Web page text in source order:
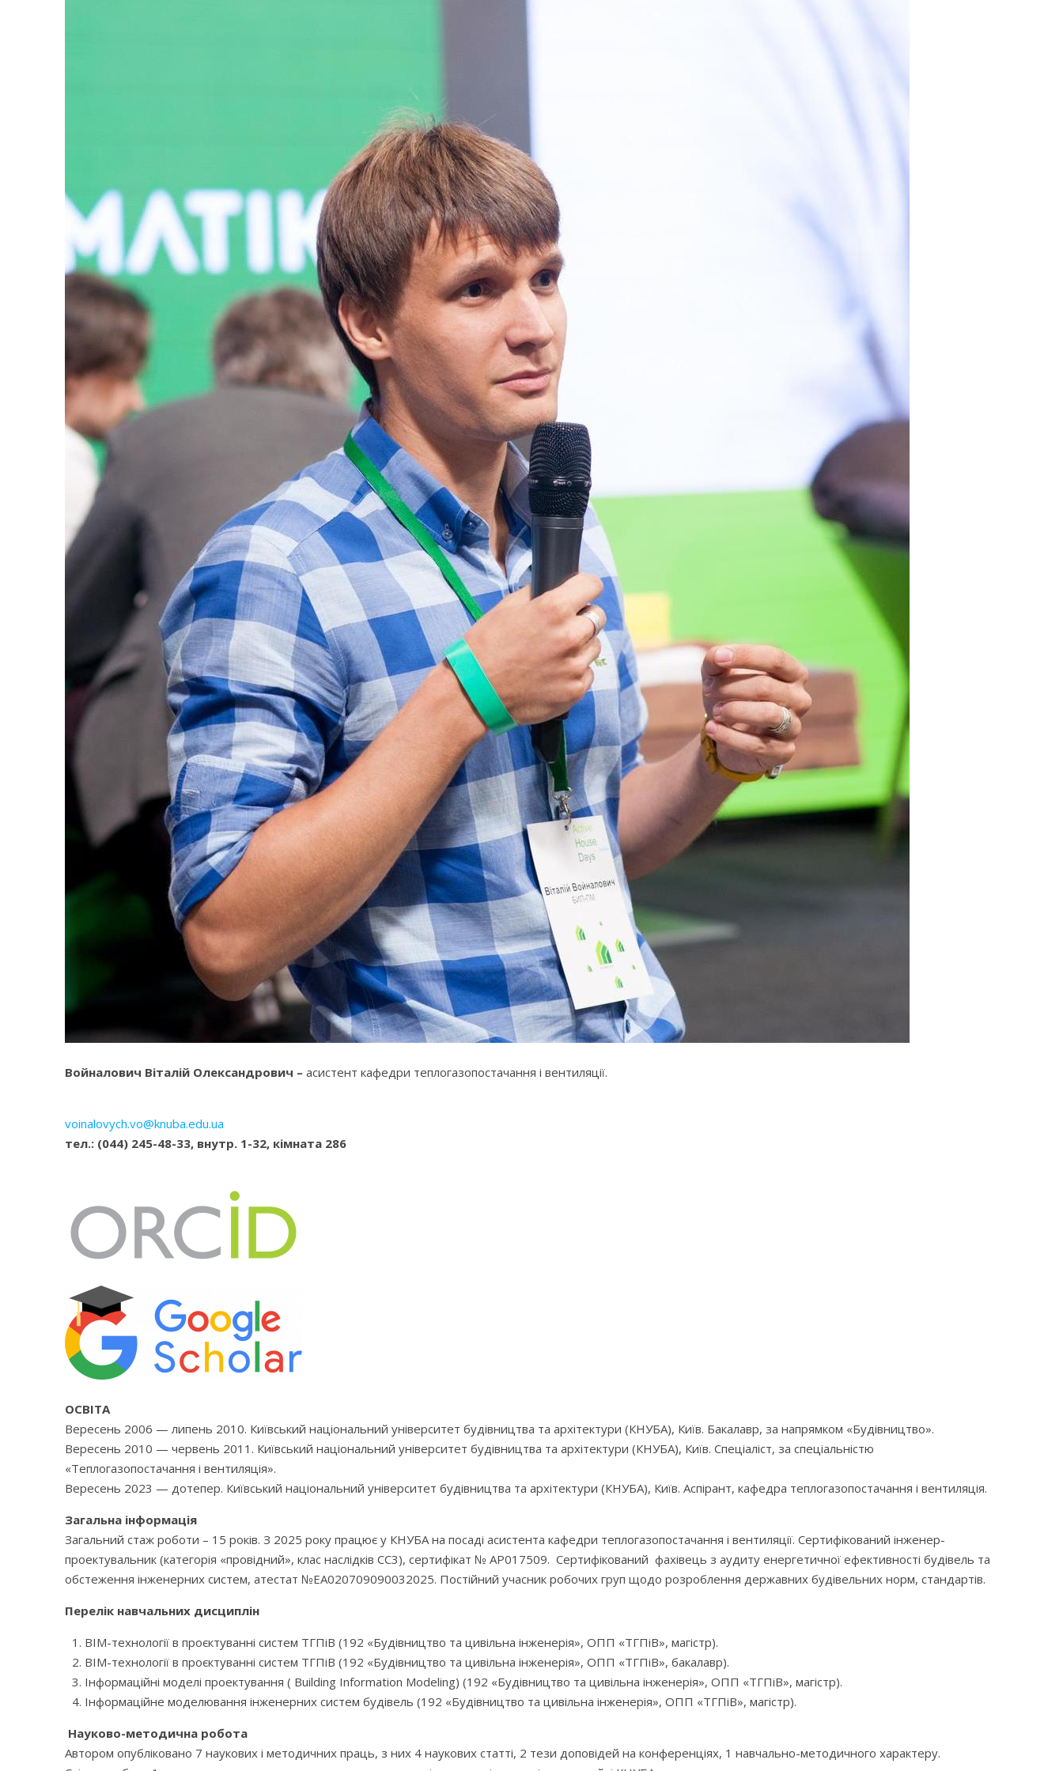
Войналович Віталій Олександрович – асистент кафедри теплогазопостачання і вентиляції.
voinalovych.vo@knuba.edu.ua
тел.: (044) 245-48-33, внутр. 1-32, кімната 286
ОСВІТА
Вересень 2006 — липень 2010. Київський національний університет будівництва та архітектури (КНУБА), Київ. Бакалавр, за напрямком «Будівництво».
Вересень 2010 — червень 2011. Київський національний університет будівництва та архітектури (КНУБА), Київ. Спеціаліст, за спеціальністю
«Теплогазопостачання і вентиляція».
Вересень 2023 — дотепер. Київський національний університет будівництва та архітектури (КНУБА), Київ. Аспірант, кафедра теплогазопостачання і вентиляція.
Загальна інформація
Загальний стаж роботи – 15 років. З 2025 року працює у КНУБА на посаді асистента кафедри теплогазопостачання і вентиляції. Сертифікований інженер-
проектувальник (категорія «провідний», клас наслідків СС3), сертифікат № АР017509. Сертифікований фахівець з аудиту енергетичної ефективності будівель та
обстеження інженерних систем, атестат №ЕА020709090032025. Постійний учасник робочих груп щодо розроблення державних будівельних норм, стандартів.
Перелік навчальних дисциплін
ВІМ-технології в проєктуванні систем ТГПіВ (192 «Будівництво та цивільна інженерія», ОПП «ТГПіВ», магістр).
ВІМ-технології в проєктуванні систем ТГПіВ (192 «Будівництво та цивільна інженерія», ОПП «ТГПіВ», бакалавр).
Інформаційні моделі проектування ( Building Information Modeling) (192 «Будівництво та цивільна інженерія», ОПП «ТГПіВ», магістр).
Інформаційне моделювання інженерних систем будівель (192 «Будівництво та цивільна інженерія», ОПП «ТГПіВ», магістр).
Науково-методична робота
Автором опубліковано 7 наукових і методичних праць, з них 4 наукових статті, 2 тези доповідей на конференціях, 1 навчально-методичного характеру.